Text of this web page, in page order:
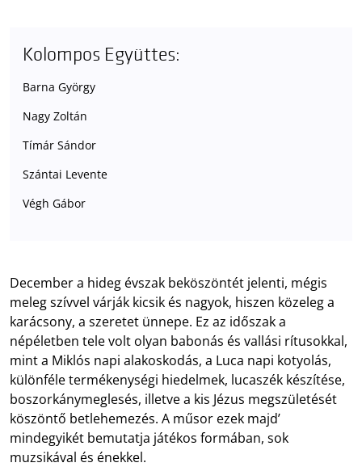
Kolompos Együttes:
Barna György
Nagy Zoltán
Tímár Sándor
Szántai Levente
Végh Gábor
December a hideg évszak beköszöntét jelenti, mégis
meleg szívvel várják kicsik és nagyok, hiszen közeleg a
karácsony, a szeretet ünnepe. Ez az időszak a
népéletben tele volt olyan babonás és vallási rítusokkal,
mint a Miklós napi alakoskodás, a Luca napi kotyolás,
különféle termékenységi hiedelmek, lucaszék készítése,
boszorkánymeglesés, illetve a kis Jézus megszületését
köszöntő betlehemezés. A műsor ezek majd’
mindegyikét bemutatja játékos formában, sok
muzsikával és énekkel.